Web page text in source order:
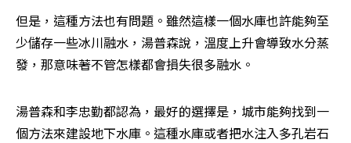
但是，這種方法也有問題。雖然這樣一個水庫也許能夠至
少儲存一些冰川融水，湯普森說，溫度上升會導致水分蒸
發，那意味著不管怎樣都會損失很多融水。
湯普森和李忠勤都認為，最好的選擇是，城市能夠找到一
個方法來建設地下水庫。這種水庫或者把水注入多孔岩石